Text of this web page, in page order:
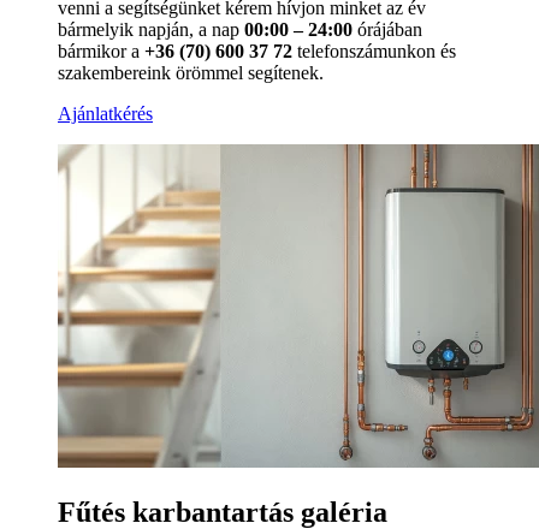
venni a segítségünket kérem hívjon minket az év
bármelyik napján, a nap 00:00 – 24:00 órájában
bármikor a +36 (70) 600 37 72 telefonszámunkon és
szakembereink örömmel segítenek.
Ajánlatkérés
Fűtés karbantartás galéria